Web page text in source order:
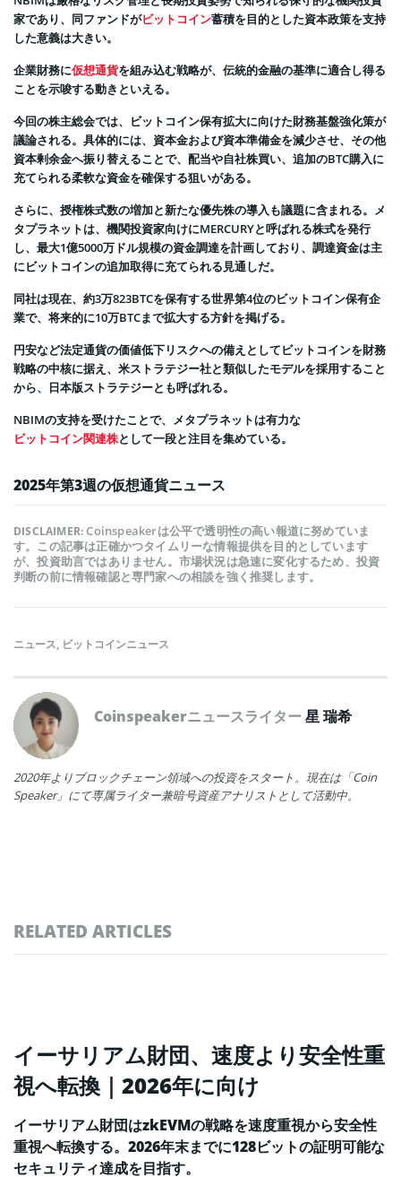
家であり、同ファンドがビットコイン蓄積を目的とした資本政策を支持
した意義は大きい。
企業財務に仮想通貨を組み込む戦略が、伝統的金融の基準に適合し得る
ことを示唆する動きといえる。
今回の株主総会では、ビットコイン保有拡大に向けた財務基盤強化策が
議論される。具体的には、資本金および資本準備金を減少させ、その他
資本剰余金へ振り替えることで、配当や自社株買い、追加のBTC購入に
充てられる柔軟な資金を確保する狙いがある。
さらに、授権株式数の増加と新たな優先株の導入も議題に含まれる。メ
タプラネットは、機関投資家向けにMERCURYと呼ばれる株式を発行
し、最大1億5000万ドル規模の資金調達を計画しており、調達資金は主
にビットコインの追加取得に充てられる見通しだ。
同社は現在、約3万823BTCを保有する世界第4位のビットコイン保有企
業で、将来的に10万BTCまで拡大する方針を掲げる。
円安など法定通貨の価値低下リスクへの備えとしてビットコインを財務
戦略の中核に据え、米ストラテジー社と類似したモデルを採用すること
から、日本版ストラテジーとも呼ばれる。
NBIMの支持を受けたことで、メタプラネットは有力な
ビットコイン関連株として一段と注目を集めている。
2025年第3週の仮想通貨ニュース
DISCLAIMER:Coinspeakerは公平で透明性の高い報道に努めていま
す。この記事は正確かつタイムリーな情報提供を目的としています
が、投資助言ではありません。市場状況は急速に変化するため、投資
判断の前に情報確認と専門家への相談を強く推奨します。
ニュース, ビットコインニュース
Coinspeakerニュースライター星 瑞希
2020年よりブロックチェーン領域への投資をスタート。現在は「Coin
Speaker」にて専属ライター兼暗号資産アナリストとして活動中。
RELATED ARTICLES
イーサリアム財団、速度より安全性重
視へ転換｜2026年に向け
イーサリアム財団はzkEVMの戦略を速度重視から安全性
重視へ転換する。2026年末までに128ビットの証明可能な
セキュリティ達成を目指す。